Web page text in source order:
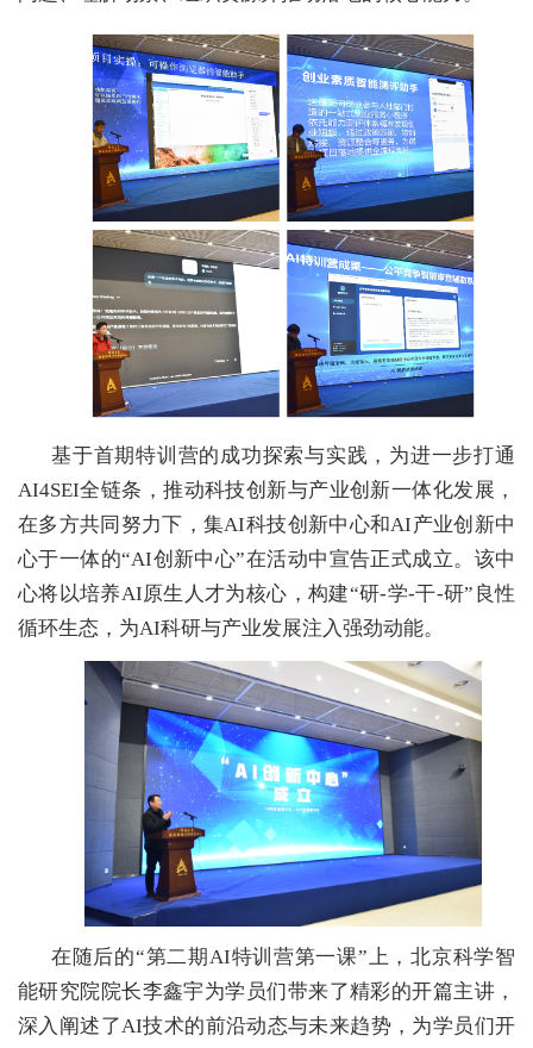
基于首期特训营的成功探索与实践，为进一步打通
AI4SEI全链条，推动科技创新与产业创新一体化发展，
在多方共同努力下，集AI科技创新中心和AI产业创新中
心于一体的“AI创新中心”在活动中宣告正式成立。该中
心将以培养AI原生人才为核心，构建“研-学-干-研”良性
循环生态，为AI科研与产业发展注入强劲动能。
在随后的“第二期AI特训营第一课”上，北京科学智
能研究院院长李鑫宇为学员们带来了精彩的开篇主讲，
深入阐述了AI技术的前沿动态与未来趋势，为学员们开